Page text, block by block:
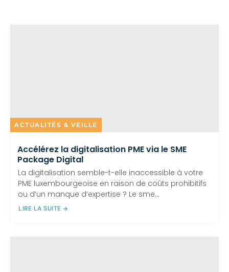
ACTUALITÉS & VEILLE
Accélérez la digitalisation PME via le SME
Package Digital
La digitalisation semble-t-elle inaccessible à votre
PME luxembourgeoise en raison de coûts prohibitifs
ou d’un manque d’expertise ? Le sme...
LIRE LA SUITE